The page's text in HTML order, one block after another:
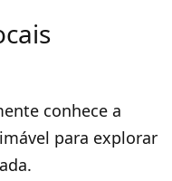
conhece a
para explorar